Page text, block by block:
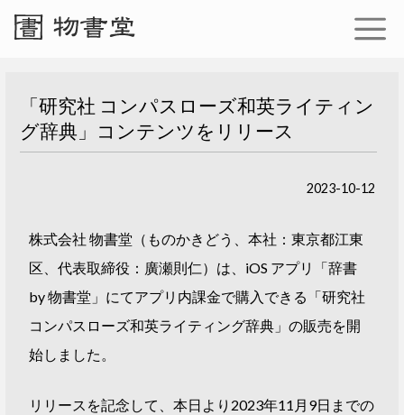
「研究社 コンパスローズ和英ライティン
グ辞典」コンテンツをリリース
2023-10-12
株式会社 物書堂（ものかきどう、本社：東京都江東
区、代表取締役：廣瀬則仁）は、iOS アプリ「辞書
by 物書堂」にてアプリ内課金で購入できる「研究社
コンパスローズ和英ライティング辞典」の販売を開
始しました。
リリースを記念して、本日より2023年11月9日までの